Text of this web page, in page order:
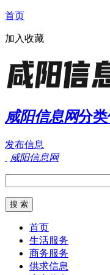
首页
加入收藏
咸阳信息网分
发布信息
咸阳信息网
首页
生活服务
商务服务
供求信息